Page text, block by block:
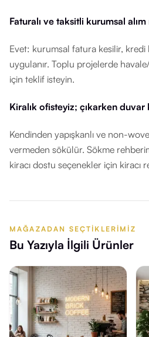
Faturalı ve taksitli kurumsal
Evet: kurumsal fatura kesilir, kredi
uygulanır. Toplu projelerde
için teklif isteyin.
Kiralık ofisteyiz; çıkarken duvar
Kendinden yapışkanlı ve non-
vermeden sökülür. Sökme
kiracı dostu seçenekler için kiracı
MAĞAZADAN SEÇTIKLERIMIZ
Bu Yazıyla İlgili Ürünler